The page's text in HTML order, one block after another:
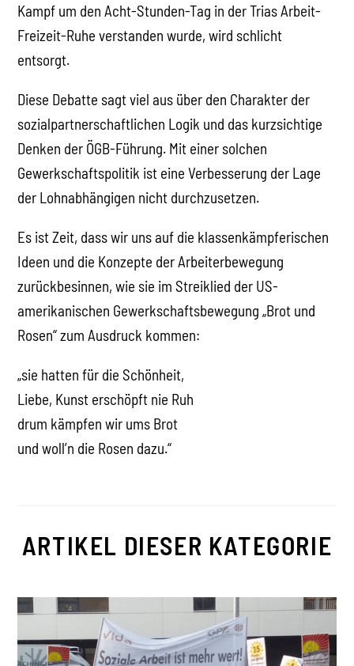
Kampf um den Acht-Stunden-Tag in der Trias Arbeit-
Freizeit-Ruhe verstanden wurde, wird schlicht
entsorgt.
Diese Debatte sagt viel aus über den Charakter der
sozialpartnerschaftlichen Logik und das kurzsichtige
Denken der ÖGB-Führung. Mit einer solchen
Gewerkschaftspolitik ist eine Verbesserung der Lage
der Lohnabhängigen nicht durchzusetzen.
Es ist Zeit, dass wir uns auf die klassenkämpferischen
Ideen und die Konzepte der Arbeiterbewegung
zurückbesinnen, wie sie im Streiklied der US-
amerikanischen Gewerkschaftsbewegung „Brot und
Rosen“ zum Ausdruck kommen:
„sie hatten für die Schönheit,
Liebe, Kunst erschöpft nie Ruh
drum kämpfen wir ums Brot
und woll’n die Rosen dazu.“
ARTIKEL DIESER KATEGORIE